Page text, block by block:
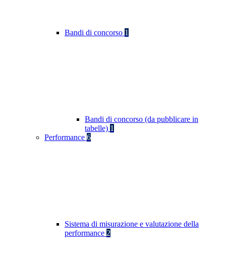
Bandi di concorso 1
Bandi di concorso (da pubblicare in
tabelle) 1
Performance 6
Sistema di misurazione e valutazione della
performance 2